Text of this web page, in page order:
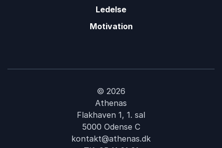
Ledelse
Motivation
© 2026
Athenas
Flakhaven 1, 1. sal
5000 Odense C
kontakt@athenas.dk